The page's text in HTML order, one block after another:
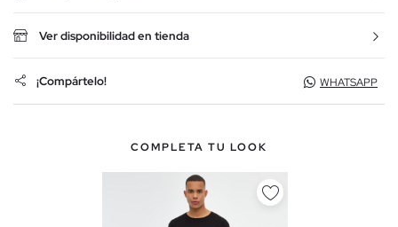
Ver disponibilidad en tienda
¡Compártelo! WHATSAPP
COMPLETA TU LOOK